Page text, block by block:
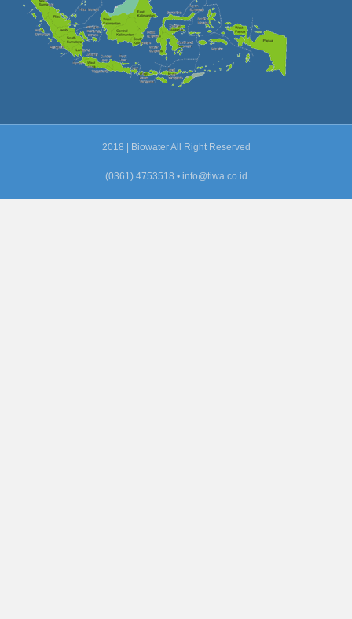
2018 | Biowater All Right Reserved
(0361) 4753518 • info@tiwa.co.id